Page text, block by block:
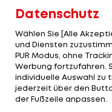
sowie einmal auf
Wochenenden
Fahrerwertung.
weiterhin der
liegt Max
nächste Stopp ist
Datenschutz
Wählen Sie [Alle
und Diensten
PUR Modus, ohne
Werbung fortzufahren.
individuelle Auswahl zu
jederzeit über den
der Fußzeile anpassen.